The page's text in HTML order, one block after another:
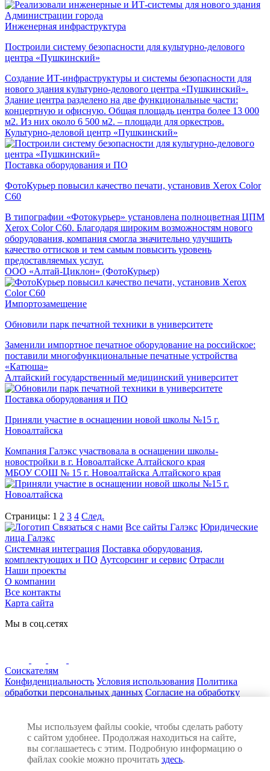
Инженерная инфраструктура
Построили систему безопасности для культурно-делового
центра «Пушкинский»
Создание ИТ-инфраструктуры и системы безопасности для
нового здания культурно-делового центра «Пушкинский».
Здание центра разделено на две функциональные части:
концертную и офисную. Общая площадь центра более 13 000
м2. Из них около 6 500 м2. – площади для оркестров.
Культурно-деловой центр «Пушкинский»
Поставка оборудования и ПО
ФотоКурьер повысил качество печати, установив Xerox Color
C60
В типографии «Фотокурьер» установлена полноцветная ЦПМ
Xerox Color C60. Благодаря широким возможностям нового
оборудования, компания смогла значительно улучшить
качество оттисков и тем самым повысить уровень
предоставляемых услуг.
ООО «Алтай-Циклон» (ФотоКурьер)
Импортозамещение
Обновили парк печатной техники в университете
Заменили импортное печатное оборудование на российское:
поставили многофункциональные печатные устройства
«Катюша»
Алтайский государственный медицинский университет
Поставка оборудования и ПО
Приняли участие в оснащении новой школы №15 г.
Новоалтайска
Компания Галэкс участвовала в оснащении школы-
новостройки в г. Новоалтайске Алтайского края
МБОУ СОШ № 15 г. Новоалтайска Алтайского края
Страницы: 1 2 3 4 След.
Мы используем файлы cookie, чтобы сделать работу
с сайтом удобнее. Продолжая находиться на сайте,
вы соглашаетесь с этим. Подробную информацию о
файлах cookie можно прочитать здесь.
Связаться с нами Все сайты Галэкс Юридические
лица Галэкс
Системная интеграция Поставка оборудования,
комплектующих и ПО Аутсорсинг и сервис Отрасли
Наши проекты
О компании
Все контакты
Карта сайта
Мы в соц.сетях
Соискателям
Конфиденциальность Условия использования Политика
обработки персональных данных Согласие на обработку
ошибкой и нажмите Ctrl+Enter
© 2026 ГАЛЭКС. Все права защищены
Разработка сайта: